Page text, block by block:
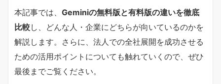
本記事では、 Geminiの無料版と有料版の違いを徹底
比較し、どんな人・企業にどちらが向いているのかを
解説します。さらに、法人での全社展開を成功させる
ための活用ポイントについても触れていくので、ぜひ
最後までご覧ください。